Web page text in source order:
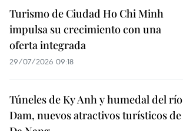
Turismo de Ciudad Ho Chi Minh
impulsa su crecimiento con una
oferta integrada
29/07/2026 09:18
Túneles de Ky Anh y humedal del río
Dam, nuevos atractivos turísticos de